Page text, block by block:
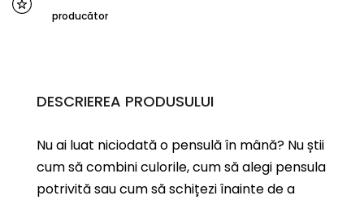
producător
DESCRIEREA PRODUSULUI
Nu ai luat niciodată o pensulă în mână? Nu știi
cum să combini culorile, cum să alegi pensula
potrivită sau cum să schițezi înainte de a